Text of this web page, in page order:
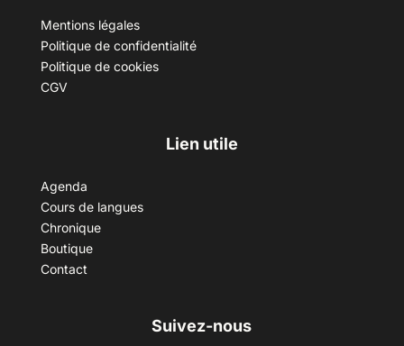
Mentions légales
Politique de confidentialité
Politique de cookies
CGV
Lien utile
Agenda
Cours de langues
Chronique
Boutique
Contact
Suivez-nous